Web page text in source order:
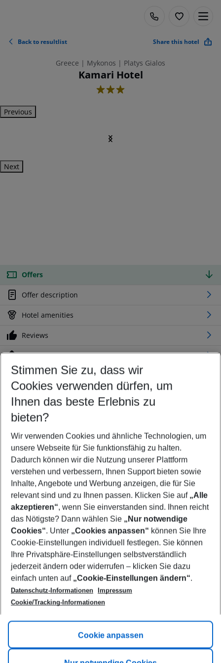
Back to resultlist Share this hotel
Greece | Mykonos | Platys Gialos
Kamari Hotel
3
Previous
Next
Offers
Offer description
Hotel amenities
Reviews
Location
Customize your offer
Find the perfect deal which suits your best
Your departure airport
Any airport
Select your date range
11/08/26–09/08/27 5-8 nights
Who will travel
2 adults No children
Show more filter
Footer
Footer navigation
Title A
Link A
Stimmen Sie zu, dass wir
Cookies verwenden dürfen, um
Ihnen das beste Erlebnis zu
bieten?
Wir verwenden Cookies und ähnliche Technologien, um
unsere Webseite für Sie funktionsfähig zu halten.
Dadurch können wir die Nutzung unserer Plattform
verstehen und verbessern, Ihnen Support bieten sowie
Inhalte, Angebote und Werbung anzeigen, die für Sie
relevant sind und zu Ihnen passen. Klicken Sie auf „Alle
akzeptieren“, wenn Sie einverstanden sind. Ihnen reicht
das Nötigste? Dann wählen Sie „Nur notwendige
Cookies“. Unter „Cookies anpassen“ können Sie Ihre
Cookie-Einstellungen individuell festlegen. Sie können
Ihre Privatsphäre-Einstellungen selbstverständlich
jederzeit ändern oder widerrufen – klicken Sie dazu
einfach unten auf „Cookie-Einstellungen ändern“.
Datenschutz-Informationen
Impressum
Cookie/Tracking-Informationen
Cookie anpassen